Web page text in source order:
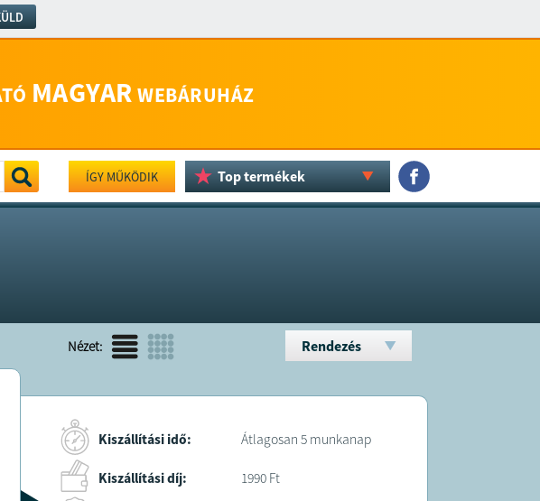
MAGYAR WEBÁRUHÁZ
ÍGY MŰKÖDIK Top termékek
Nézet: Rendezés
Kiszállítási idő: Átlagosan 5 munkanap
Kiszállítási díj:
1990 Ft